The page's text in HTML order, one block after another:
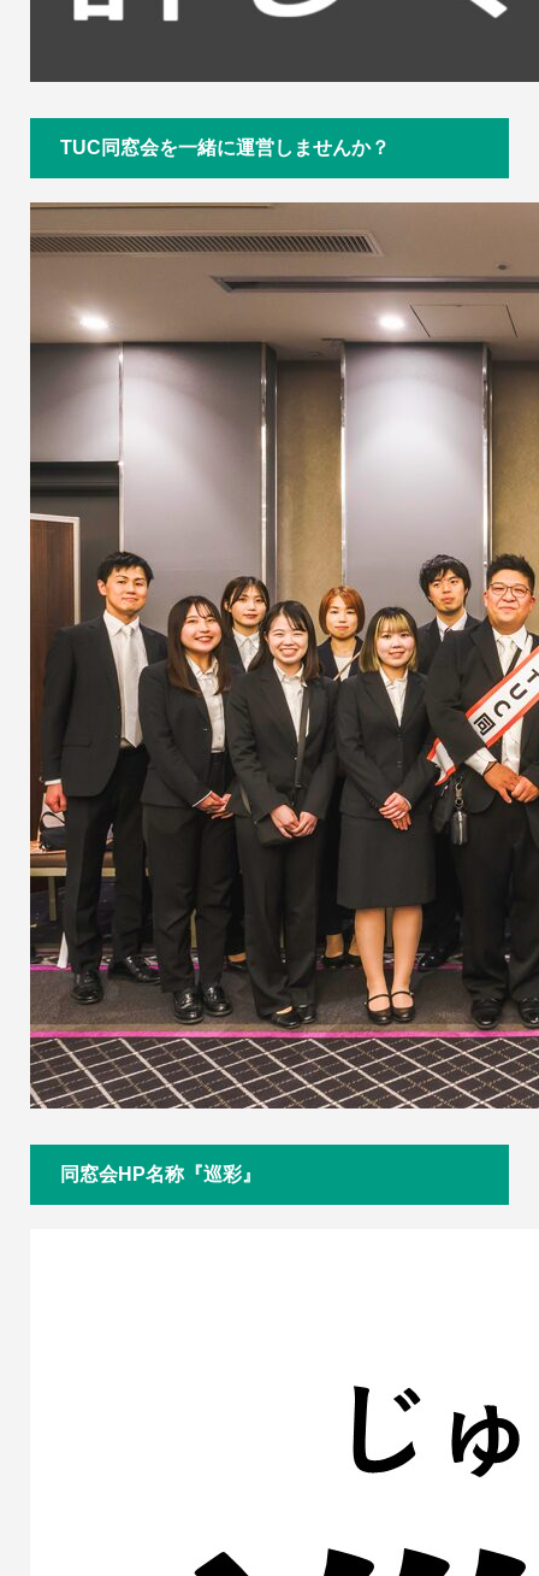
TUC同窓会を一緒に運営しませんか？
同窓会HP名称『巡彩』